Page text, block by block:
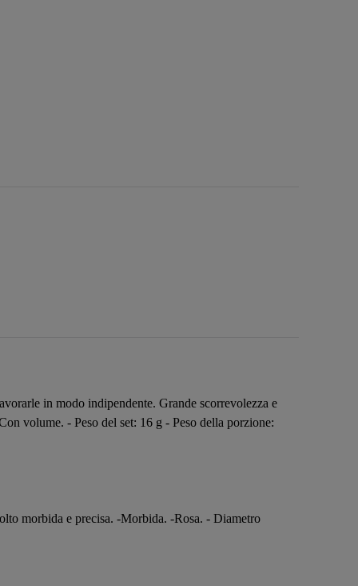
in modo indipendente. Grande scorrevolezza e
volume. - Peso del set: 16 g - Peso della porzione:
morbida e precisa. -Morbida. -Rosa. - Diametro